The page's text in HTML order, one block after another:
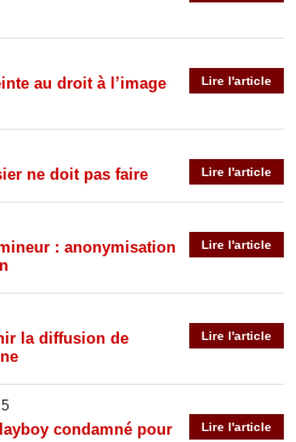
Lire l'article
au droit à l’image
Lire l'article
ne doit pas faire
Lire l'article
: anonymisation
Lire l'article
la diffusion de
Lire l'article
condamné pour